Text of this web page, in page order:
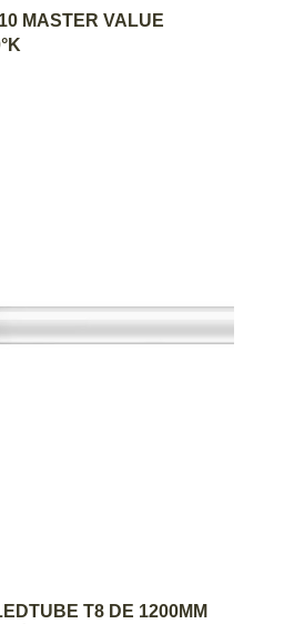
AL CARRITO
MASTER VALUE
AL CARRITOT8 DE 1200MM